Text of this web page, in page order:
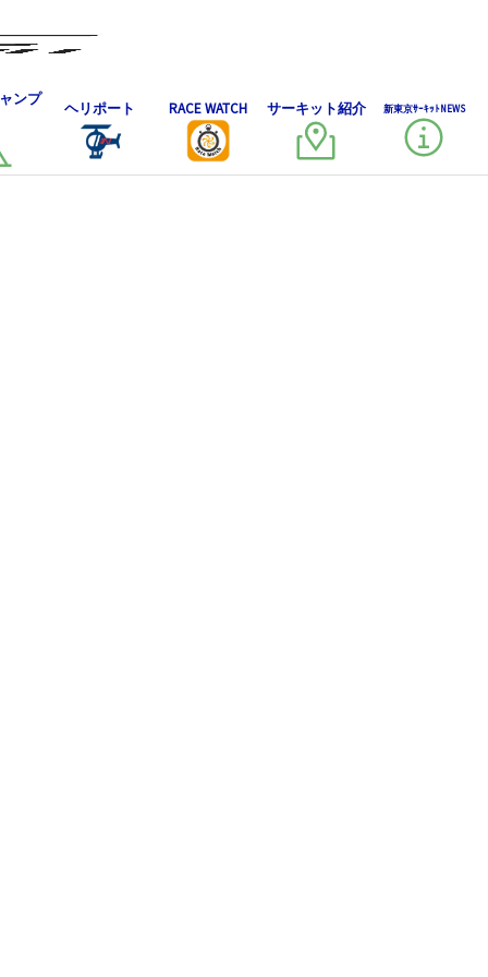
ンプ
ヘリポート RACE WATCH サーキット紹介 新東京ｻｰｷｯﾄNEWS
～16日（日）